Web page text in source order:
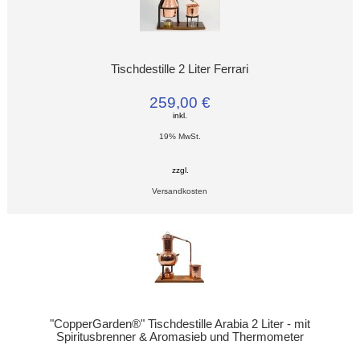
Tischdestille 2 Liter Ferrari
259,00 €
inkl.
19% MwSt.
zzgl.
Versandkosten
"CopperGarden®" Tischdestille Arabia 2 Liter - mit
Spiritusbrenner & Aromasieb und Thermometer